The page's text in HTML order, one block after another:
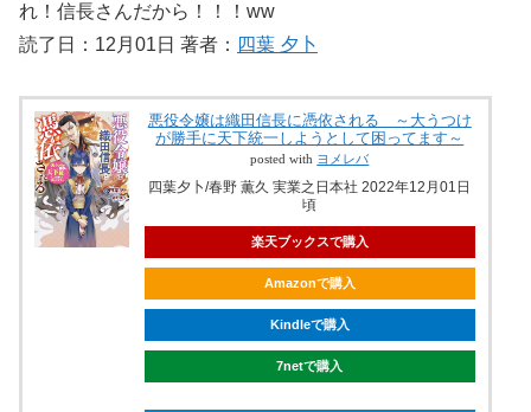
れ！信長さんだから！！！ww
読了日：12月01日 著者： 四葉 夕卜
悪役令嬢は織田信長に憑依される ～大うつけ
が勝手に天下統一しようとして困ってます～
posted with ヨメレバ
四葉夕卜/春野 薫久 実業之日本社 2022年12月01日
頃
楽天ブックスで購入
Amazonで購入
Kindleで購入
7netで購入